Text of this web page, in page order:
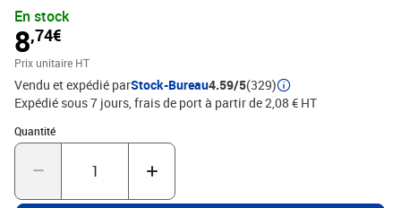
encre thermo-sensible,(PCA435969 / 435969 / 2272BX 001)
En stock
8,74€
Prix unitaire HT
Vendu et expédié parStock-Bureau4.59/5(329)
Expédié sous 7 jours, frais de port à partir de 2,08 € HT
Quantité
Quantité : 1